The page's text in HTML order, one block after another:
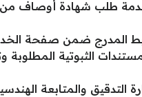
طلب شهادة أوصاف من
المدرج ضمن صفحة
الثبوتية المطلوبة
التدقيق والمتابعة